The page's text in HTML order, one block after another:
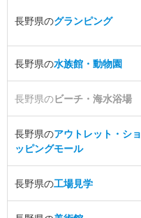
長野県のグランピング
長野県の水族館・動物園
長野県のビーチ・海水浴場
長野県のアウトレット・ショ
ッピングモール
長野県の工場見学